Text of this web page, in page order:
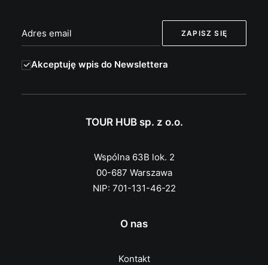
Akceptuję wpis do Newslettera
TOUR HUB sp. z o.o.
Wspólna 63B lok. 2
00-687 Warszawa
NIP: 701-131-46-22
O nas
Kontakt